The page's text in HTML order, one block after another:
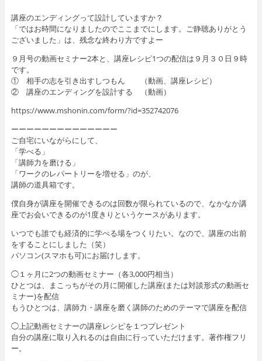
講座のエンディングって設計していますか？
「ではお時間になりましたのでここまでにします。ご静聴ありがとう
ございました」は、残念な終わり方ですよー
９月号の動画セミナー2本と、講座レシピ1つの配信は９月３０日９時
です。
① 相手の志を引き出すしつもん （動画、講座レシピ）
② 講座のエンディングを設計する （動画）
https://www.mshonin.com/form/?id=352742076
ーーーーーーーーーーーーーー
ご自宅にいながらにして、
「学べる」
「講師力を磨ける」
「ワークのレパートリーを増せる」のが、
講師の道具箱です。
僕自身が講座を開催できるのは回数が限られているので、なかなか講
座でお会いできるのが1度きりというケースがあります。
いつでも誰でも経済的に学べる場をつくりたい。なので、講座の出前
をすることにしました（笑）
パソコン(スマホも可)にお届けします。
◯１ヶ月に2つの動画セミナー（各3,000円相当）
ひとつは、まこっちがその月に開催した講座(または対談形式の動画セ
ミナー)を配信
もうひとつは、講師力・講座を磨く講師のためのテーマで講座を配信
◯上記動画セミナーの講座レシピを１つプレゼント
自分の講座に取り入れるのは自由に行っていただけます。著作権フリ
ー。